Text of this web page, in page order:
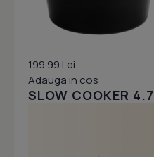
199.99 Lei
Adauga in cos
SLOW COOKER